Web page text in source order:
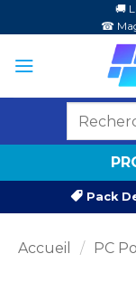
au
contenu
🚚
☎
Pack
Accueil / PC